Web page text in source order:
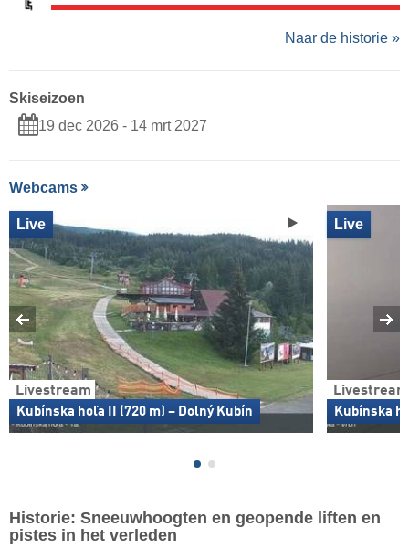
Naar de historie »
Skiseizoen
19 dec 2026 - 14 mrt 2027
Webcams
Livestream
Kubínska hoľa II (720 m) – Dolný Kubín
Live
Livestream
Kubínska
Live
Historie: Sneeuwhoogten en geopende liften en
pistes in het verleden